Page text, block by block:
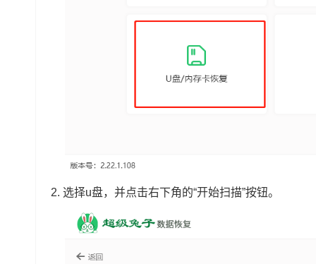
2. 选择u盘，并点击右下角的“开始扫描”按钮。